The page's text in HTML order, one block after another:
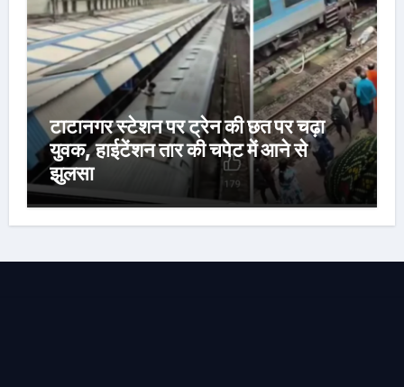
टाटानगर स्टेशन पर ट्रेन की छत पर चढ़ा
युवक, हाईटेंशन तार की चपेट में आने से
झुलसा